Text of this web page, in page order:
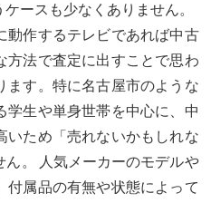
ースも少なくありません。
動作するテレビであれば中古
方法で査定に出すことで思わ
ます。特に名古屋市のような
学生や単身世帯を中心に、中
いため「売れないかもしれな
。 人気メーカーのモデルや
付属品の有無や状態によって